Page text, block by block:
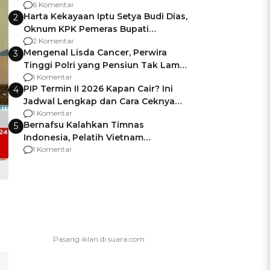
Gagalnya Negara Jamin Keamanan
6 Komentar
2 Harta Kekayaan Iptu Setya Budi Dias,
Oknum KPK Pemeras Bupati
Pemalang
2 Komentar
3 Mengenal Lisda Cancer, Perwira
Tinggi Polri yang Pensiun Tak Lama
Usai Jadi Brigjen
1 Komentar
4 PIP Termin II 2026 Kapan Cair? Ini
Jadwal Lengkap dan Cara Ceknya
agar Dana Tidak Hangus!
1 Komentar
5 Bernafsu Kalahkan Timnas
Indonesia, Pelatih Vietnam
Berencana Pakai Jimat di Pakansari
1 Komentar